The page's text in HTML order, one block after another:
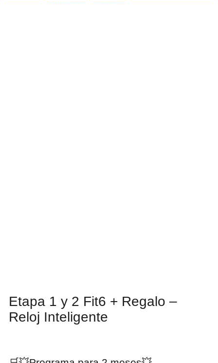
Etapa 1 y 2 Fit6 + Regalo –
Reloj Inteligente